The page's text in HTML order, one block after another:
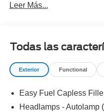
Leer Más...
Todas las
Exterior Functional
Easy Fuel Capless
Headlamps - Autolamp